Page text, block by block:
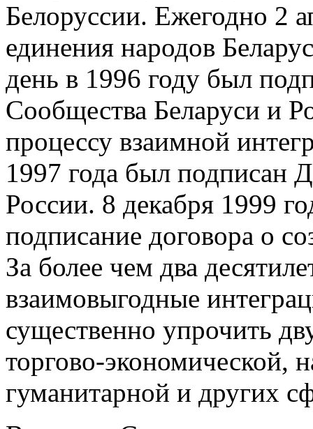
Белоруссии. Ежегодно 2
единения народов
день в 1996 году был
Сообщества Беларуси и
процессу взаимной
1997 года был подписан
России. 8 декабря 1999
подписание договора о
За более чем два
взаимовыгодные
существенно упрочить
торгово-экономической,
гуманитарной и других